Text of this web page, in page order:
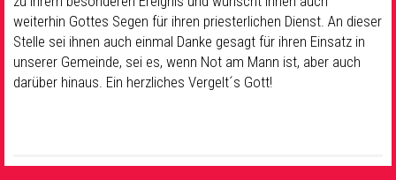
Musik& Kultur
Seelsorge & Kontakt
weiterhin Gottes Segen für ihren priesterlichen Dienst. An dieser
Stelle sei ihnen auch einmal Danke gesagt für ihren Einsatz in
unserer Gemeinde, sei es, wenn Not am Mann ist, aber auch
darüber hinaus. Ein herzliches Vergelt´s Gott!